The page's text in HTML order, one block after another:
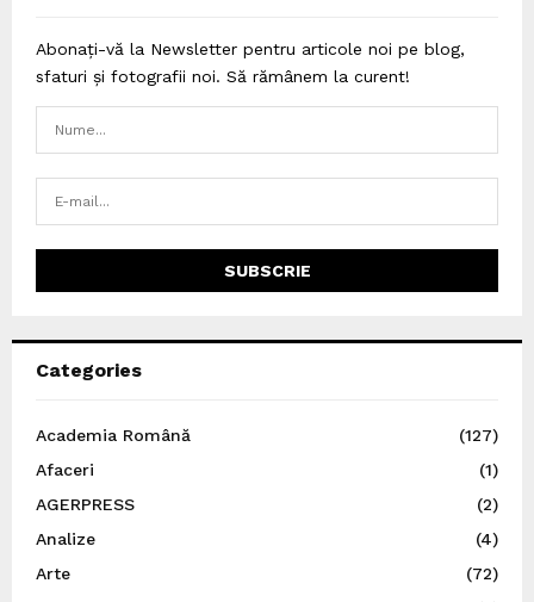
Abonați-vă la Newsletter pentru articole noi pe blog,
sfaturi și fotografii noi. Să rămânem la curent!
Categories
Academia Română
(127)
Afaceri
(1)
AGERPRESS
(2)
Analize
(4)
Arte
(72)